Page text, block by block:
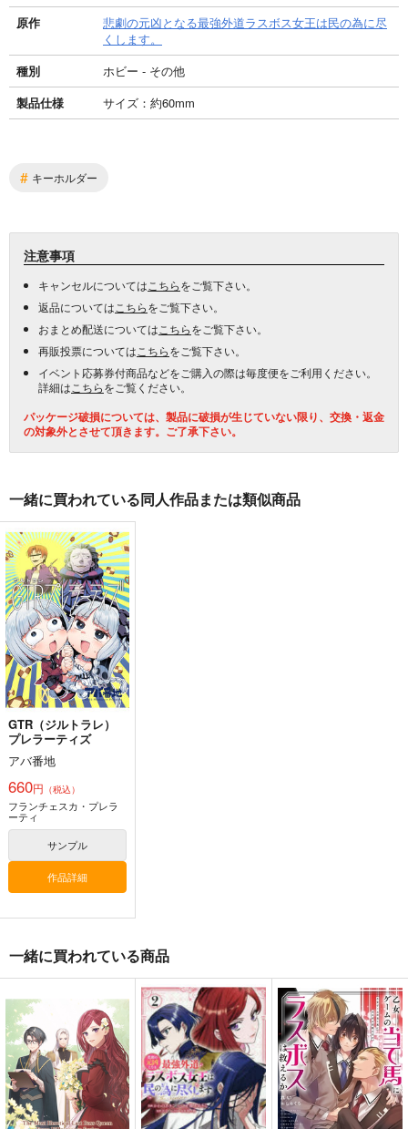
原作
悲劇の元凶となる最強外道ラスボス女王は民の為に尽
くします。
種別
ホビー - その他
製品仕様
サイズ：約60mm
# キーホルダー
注意事項
キャンセルについては こちらをご覧下さい。
返品については こちらをご覧下さい。
おまとめ配送については こちらをご覧下さい。
再販投票については こちらをご覧下さい。
イベント応募券付商品などをご購入の際は毎度便をご利用ください。
詳細は こちらをご覧ください。
パッケージ破損については、製品に破損が生じていない限り、交換・返金
の対象外とさせて頂きます。ご了承下さい。
一緒に買われている同人作品または類似商品
GTR（ジルトラレ）
プレラーティズ
アバ番地
660円 （税込）
フランチェスカ・プレラ
ーティ
サンプル
作品詳細
一緒に買われている商品